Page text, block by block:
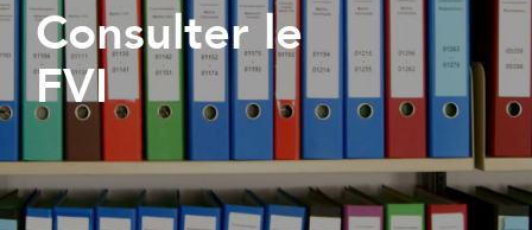
Consulter le
FVI